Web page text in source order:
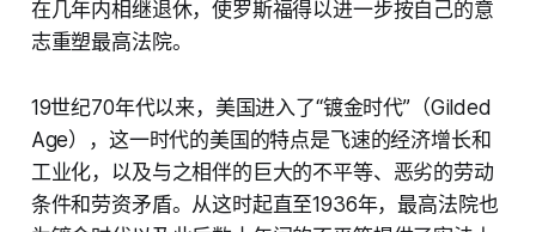
在几年内相继退休，使罗斯福得以进一步按自己的意
志重塑最高法院。
19世纪70年代以来，美国进入了“镀金时代”（Gilded
Age），这一时代的美国的特点是飞速的经济增长和
工业化，以及与之相伴的巨大的不平等、恶劣的劳动
条件和劳资矛盾。从这时起直至1936年，最高法院也